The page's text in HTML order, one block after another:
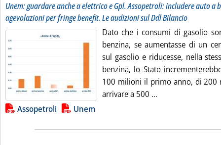
Unem: guardare anche a elettrico e Gpl. Assopetroli: includere auto a
agevolazioni per fringe benefit. Le audizioni sul Ddl Bilancio
Dato che i consumi di gasolio
benzina, se aumentasse di un
sul gasolio e riducesse, nella
benzina, lo Stato
100 milioni il primo anno, di 200
arrivare a 500 ...
Lista allegati PDF alla notizia
Assopetroli Unem